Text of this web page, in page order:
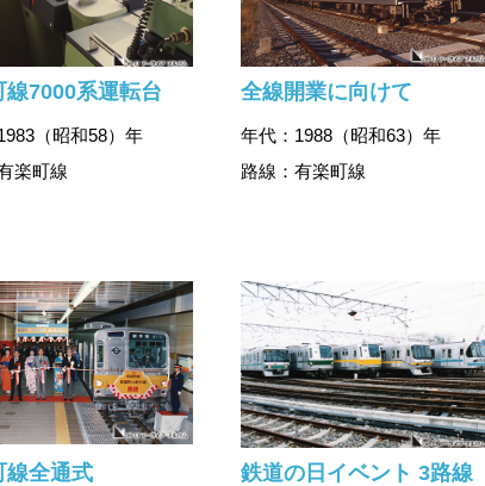
線7000系運転台
（昭和58）年
楽町線
全線開業に向けて
年代：1988（昭和63）年
路線：有楽町線
線全通式
鉄道の日イベント 3路線